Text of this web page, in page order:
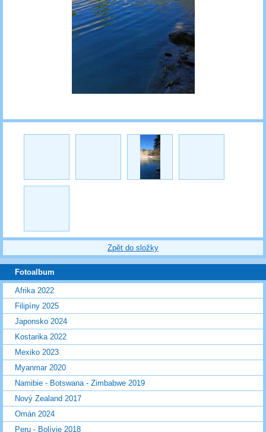
Zpět do složky
Fotoalbum
Afrika 2022
Filipíny 2025
Japonsko 2024
Kostarika 2022
Mexiko 2023
Myanmar 2020
Namibie - Botswana - Zimbabwe 2019
Nový Zealand 2017
Omán 2024
Peru - Bolívie 2018